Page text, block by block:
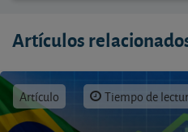
Artículos
Artículo Tiempo de